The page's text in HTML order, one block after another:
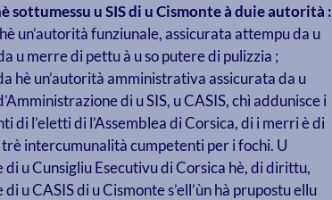
sottumessu u SIS di u Cismonte à duie autorità :
un’autorità funziunale, assicurata attempu da u
u merre di pettu à u so putere di pulizzia ;
hè un’autorità amministrativa assicurata da u
di u SIS, u CASIS, chì addunisce i
di l’eletti di l’Assemblea di Corsica, di i merri è di
trè intercumunalità cumpetenti per i fochi. U
di u Cunsigliu Esecutivu di Corsica hè, di dirittu,
u CASIS di u Cismonte s’ell’ùn hà prupostu ellu